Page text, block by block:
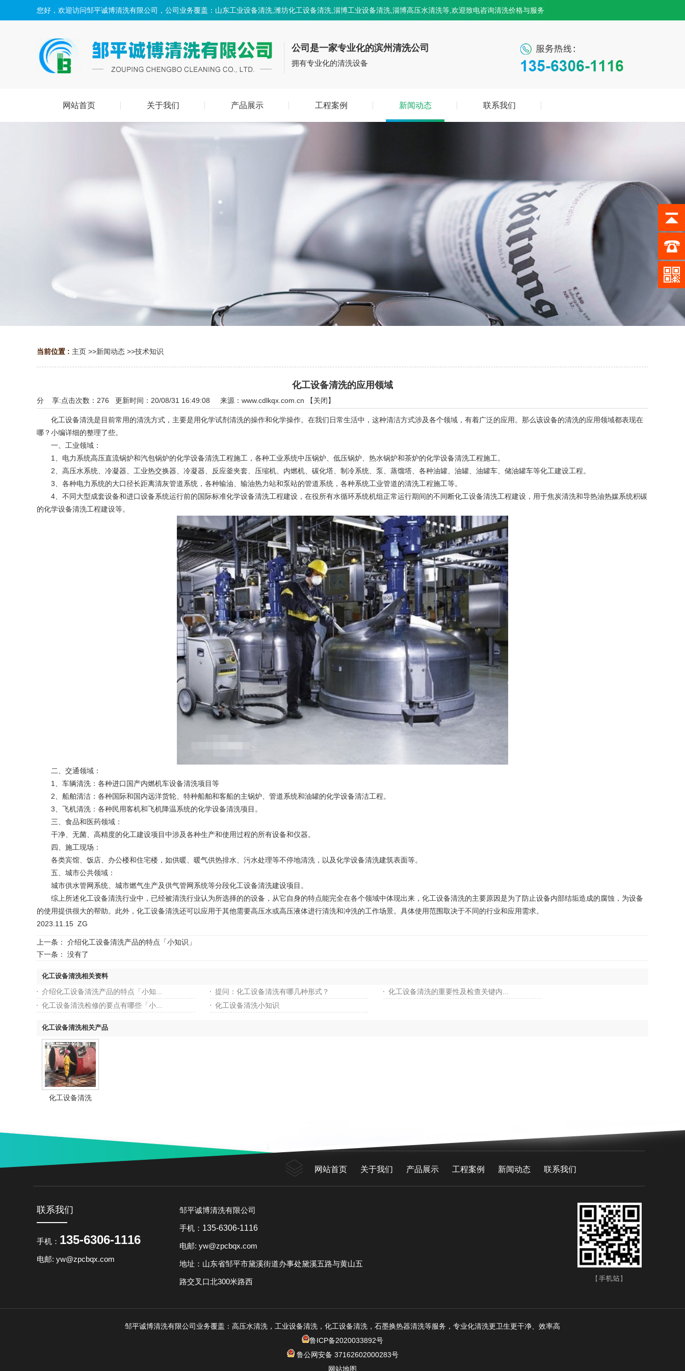
您好，欢迎访问邹平诚博清洗有限公司，公司业务覆盖：山东工业设备清洗,潍坊化工设备清洗,淄博工业设备清洗,淄博高压水清洗等,欢迎致电咨询清洗价格与服务
公司是一家专业化的滨州清洗公司
拥有专业化的清洗设备
网站首页 关于我们 产品展示 工程案例 新闻动态 联系我们
当前位置 : 主页 >>新闻动态 >>技术知识
化工设备清洗的应用领域
点击次数： 276 更新时间：20/08/31 16:49:08 来源： www.cdlkqx.com.cn 【关闭】
分 享:
化工设备清洗是目前常用的清洗方式，主要是用化学试剂清洗的操作和化学操作。在我们日常生活中，这种清洁方式涉及各个领域，有着广泛的应用。那么该设备的清洗的应用领域都表现在
哪？小编详细的整理了些。
一、工业领域：
1、电力系统高压直流锅炉和汽包锅炉的化学设备清洗工程施工，各种工业系统中压锅炉、低压锅炉、热水锅炉和茶炉的化学设备清洗工程施工。
2、高压水系统、冷凝器、工业热交换器、冷凝器、反应釜夹套、压缩机、内燃机、碳化塔、制冷系统、泵、蒸馏塔、各种油罐、油罐、油罐车、储油罐车等化工建设工程。
3、各种电力系统的大口径长距离清灰管道系统，各种输油、输油热力站和泵站的管道系统，各种系统工业管道的清洗工程施工等。
4、不同大型成套设备和进口设备系统运行前的国际标准化学设备清洗工程建设，在役所有水循环系统机组正常运行期间的不间断化工设备清洗工程建设，用于焦炭清洗和导热油热媒系统积碳
的化学设备清洗工程建设等。
二、交通领域：
1、车辆清洗：各种进口国产内燃机车设备清洗项目等
2、船舶清洁：各种国际和国内远洋货轮、特种船舶和客船的主锅炉、管道系统和油罐的化学设备清洁工程。
3、飞机清洗：各种民用客机和飞机降温系统的化学设备清洗项目。
三、食品和医药领域：
干净、无菌、高精度的化工建设项目中涉及各种生产和使用过程的所有设备和仪器。
四、施工现场：
各类宾馆、饭店、办公楼和住宅楼，如供暖、暖气供热排水、污水处理等不停地清洗，以及化学设备清洗建筑表面等。
五、城市公共领域：
城市供水管网系统、城市燃气生产及供气管网系统等分段化工设备清洗建设项目。
综上所述化工设备清洗行业中，已经被清洗行业认为所选择的的设备，从它自身的特点能完全在各个领域中体现出来，化工设备清洗的主要原因是为了防止设备内部结垢造成的腐蚀，为设备
的使用提供很大的帮助。此外，化工设备清洗还可以应用于其他需要高压水或高压液体进行清洗和冲洗的工作场景。具体使用范围取决于不同的行业和应用需求。
2023.11.15 ZG
上一条： 介绍化工设备清洗产品的特点「小知识」
下一条： 没有了
化工设备清洗相关资料
介绍化工设备清洗产品的特点「小知... 提问：化工设备清洗有哪几种形式？
化工设备清洗的重要性及检查关键内...
化工设备清洗检修的要点有哪些「小...
化工设备清洗小知识
化工设备清洗相关产品
化工设备清洗
网站首页 关于我们 产品展示 工程案例 新闻动态 联系我们
联系我们
手机： 135-6306-1116
电邮: yw@zpcbqx.com
邹平诚博清洗有限公司
手机： 135-6306-1116
电邮: yw@zpcbqx.com
地址：山东省邹平市黛溪街道办事处黛溪五路与黄山五
路交叉口北300米路西
邹平诚博清洗有限公司业务覆盖：高压水清洗，工业设备清洗，化工设备清洗，石墨换热器清洗等服务，专业化清洗更卫生更干净、效率高
鲁ICP备2020033892号
鲁公网安备 37162602000283号
网站地图